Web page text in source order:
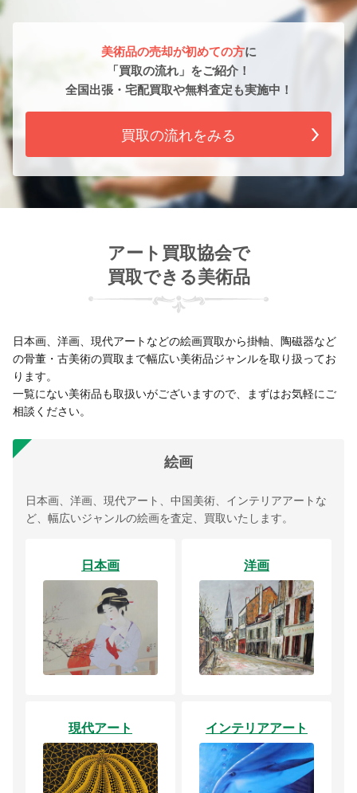
美術品の売却が初めての方に
「買取の流れ」をご紹介！
全国出張・宅配買取や無料査定も実施中！
買取の流れをみる
アート買取協会で
買取できる美術品
日本画、洋画、現代アートなどの絵画買取から掛軸、陶磁器など
の骨董・古美術の買取まで幅広い美術品ジャンルを取り扱ってお
ります。
一覧にない美術品も取扱いがございますので、まずはお気軽にご
相談ください。
絵画
日本画、洋画、現代アート、中国美術、インテリアアートな
ど、幅広いジャンルの絵画を査定、買取いたします。
日本画 洋画
現代アート インテリアアート